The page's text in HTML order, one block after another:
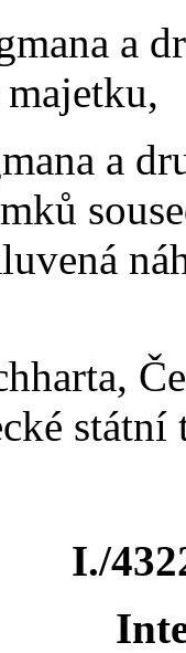
a
a
státní
I./